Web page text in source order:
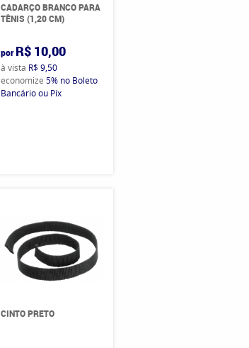
CADARÇO BRANCO PARA
TÊNIS (1,20 CM)
por R$ 10,00
à vista R$ 9,50
economize5% no Boleto
Bancário ou Pix
CINTO PRETO